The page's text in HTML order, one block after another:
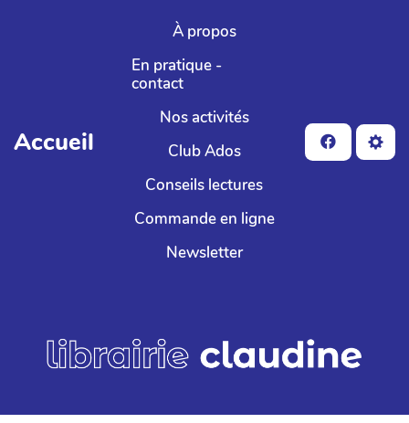
Aller au contenu principal
Accueil
À propos
En pratique -
contact
Nos activités
Club Ados
Conseils lectures
Commande en ligne
Newsletter